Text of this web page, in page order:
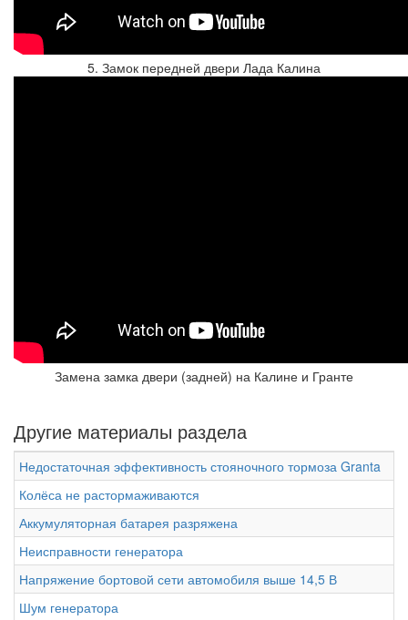
5. Замок передней двери Лада Калина
Замена замка двери (задней) на Калине и Гранте
Другие материалы раздела
Недостаточная эффективность стояночного тормоза Granta
Колёса не растормаживаются
Аккумуляторная батарея разряжена
Неисправности генератора
Напряжение бортовой сети автомобиля выше 14,5 В
Шум генератора